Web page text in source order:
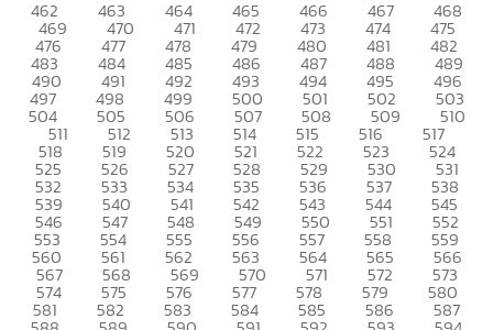
462 463 464 465 466 467 468
469 470 471 472 473 474 475
476 477 478 479 480 481 482
483 484 485 486 487 488 489
490 491 492 493 494 495 496
497 498 499 500 501 502 503
504 505 506 507 508 509 510
511 512 513 514 515 516 517
518 519 520 521 522 523 524
525 526 527 528 529 530 531
532 533 534 535 536 537 538
539 540 541 542 543 544 545
546 547 548 549 550 551 552
553 554 555 556 557 558 559
560 561 562 563 564 565 566
567 568 569 570 571 572 573
574 575 576 577 578 579 580
581 582 583 584 585 586 587